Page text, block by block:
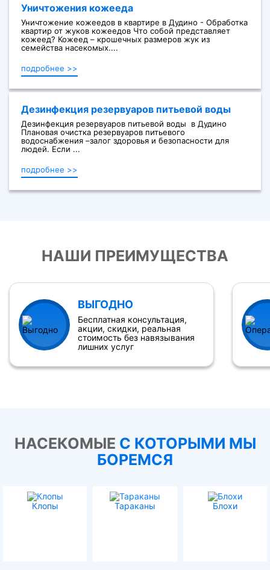
Уничтожения кожееда
Уничтожение кожеедов в квартире в Дудино - Обработка
квартир от жуков кожеедов Что собой представляет
кожеед? Кожеед – крошечных размеров жук из
семейства насекомых....
подробнее >>
Дезинфекция резервуаров питьевой воды
Дезинфекция резервуаров питьевой воды в Дудино
Плановая очистка резервуаров питьевого
водоснабжения –залог здоровья и безопасности для
людей. Если ...
подробнее >>
НАШИ ПРЕИМУЩЕСТВА
ВЫГОДНО
Бесплатная консультация,
акции, скидки, реальная
стоимость без навязывания
лишних услуг
НАСЕКОМЫЕ С КОТОРЫМИ МЫ
БОРЕМСЯ
Клопы Тараканы Блохи